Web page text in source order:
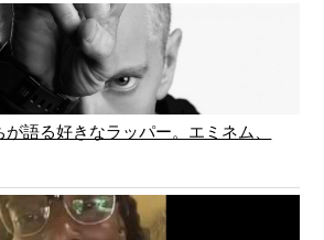
語る好きなラッパー。エミネム、